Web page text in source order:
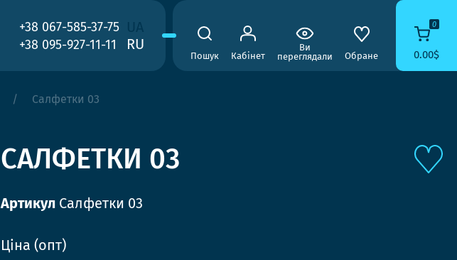
+38 067-585-37-75
+38 095-927-11-11
RU
Пошук Кабінет
Ви
переглядали
Обране
0
0.00$
Салфетки 03
САЛФЕТКИ 03
Артикул Салфетки 03
Ціна (опт)